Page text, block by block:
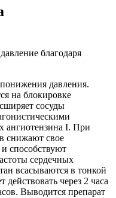
благодаря
давления.
на блокировке
сосуды
ангиотензина I. При
снижают свое
способствуют
сердечных
всасываются в тонкой
через 2 часа
Выводится препарат